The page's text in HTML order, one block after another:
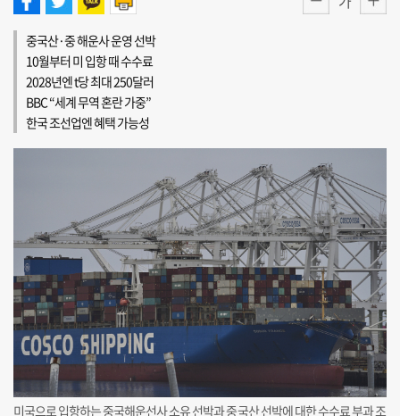
중국산·중 해운사 운영 선박
10월부터 미 입항 때 수수료
2028년엔 t당 최대 250달러
BBC “세계 무역 혼란 가중”
한국 조선업엔 혜택 가능성
미국으로 입항하는 중국해운선사 소유 선박과 중국산 선박에 대한 수수료 부과 조